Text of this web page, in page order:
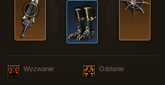
Wyzwanie Oddanie